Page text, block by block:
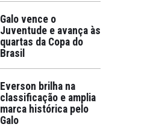
Galo vence o
Juventude e avança às
quartas da Copa do
Brasil
Everson brilha na
classificação e amplia
marca histórica pelo
Galo